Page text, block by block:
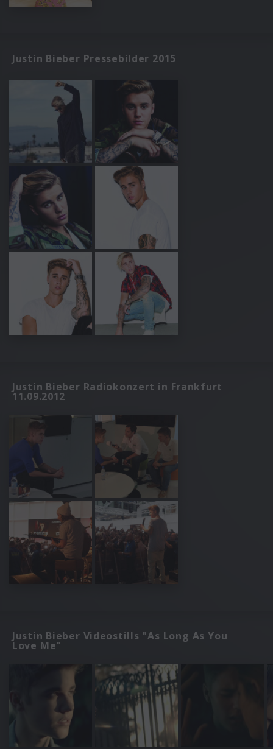
Justin Bieber Pressebilder 2015
Justin Bieber Radiokonzert in Frankfurt
11.09.2012
Justin Bieber Videostills "As Long As You
Love Me"